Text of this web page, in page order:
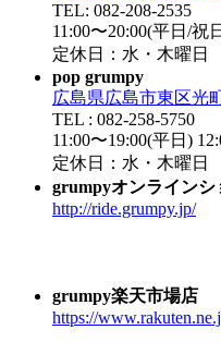
TEL: 082-208-2535
11:00〜20:00(平日/祝
定休日：水・木曜日
pop grumpy
広島県広島市東区光
TEL : 082-258-5750
11:00〜19:00(平日)
定休日：水・木曜日
grumpyオンラインシ
http://ride.grumpy.jp/
grumpy楽天市場店
https://